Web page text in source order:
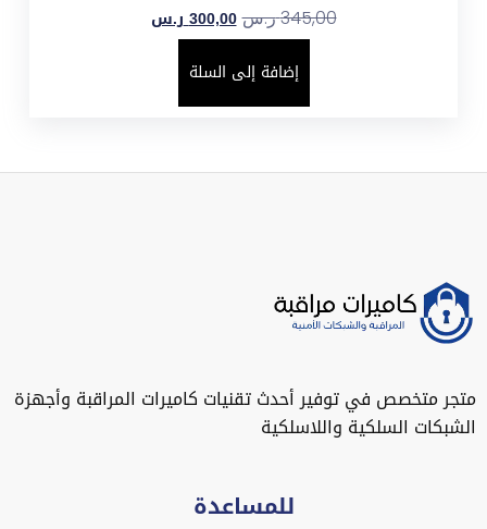
345,00ر.س 300,00ر.س
إضافة إلى السلة
متجر متخصص في توفير أحدث تقنيات كاميرات المراقبة وأجهزة
الشبكات السلكية واللاسلكية
للمساعدة